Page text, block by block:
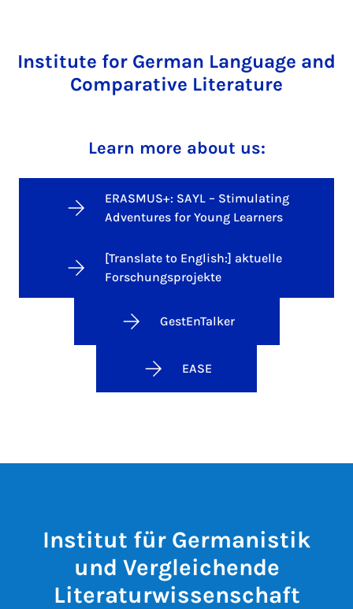
Institute for German Language and
Comparative Literature
Learn more about us:
ERASMUS+: SAYL – Stimulating
Adventures for Young Learners
[Translate to English:] aktuelle
Forschungsprojekte
GestEnTalker
EASE
Institut für Germanistik
und Vergleichende
Literaturwissenschaft